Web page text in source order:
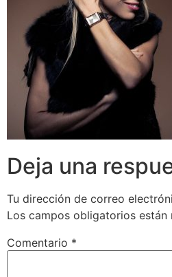
Deja una
Tu dirección de correo
Los campos obligatorios están
Comentario *